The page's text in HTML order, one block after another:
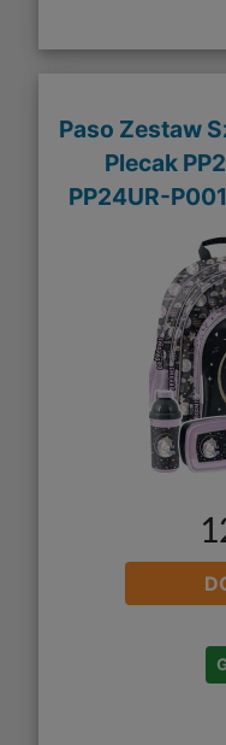
Paso Zestaw
Plecak
PP24UR-